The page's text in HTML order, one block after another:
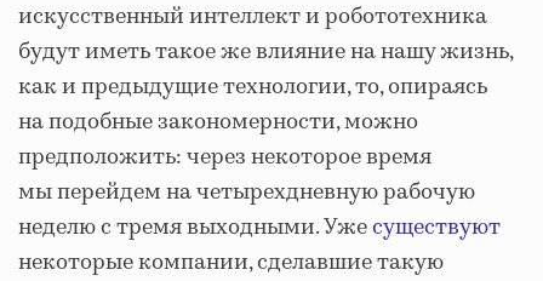
искусственный интеллект и робототехника
будут иметь такое же влияние на нашу жизнь,
как и предыдущие технологии, то, опираясь
на подобные закономерности, можно
предположить: через некоторое время
мы перейдем на четырехдневную рабочую
неделю с тремя выходными. Ужесуществуют
некоторые компании, сделавшие такую